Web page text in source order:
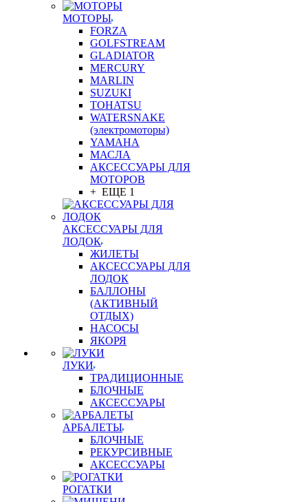
МОТОРЫ
FORZA
GOLFSTREAM
GLADIATOR
MERCURY
MARLIN
SUZUKI
TOHATSU
WATERSNAKE
(электромоторы)
YAMAHA
МАСЛА
АКСЕССУАРЫ ДЛЯ
МОТОРОВ
+ ЕЩЕ 1
АКСЕССУАРЫ ДЛЯ
ЛОДОК
ЖИЛЕТЫ
АКСЕССУАРЫ ДЛЯ
ЛОДОК
БАЛЛОНЫ
(АКТИВНЫЙ
ОТДЫХ)
НАСОСЫ
ЯКОРЯ
ЛУКИ
ТРАДИЦИОННЫЕ
БЛОЧНЫЕ
АКСЕССУАРЫ
АРБАЛЕТЫ
БЛОЧНЫЕ
РЕКУРСИВНЫЕ
АКСЕССУАРЫ
РОГАТКИ